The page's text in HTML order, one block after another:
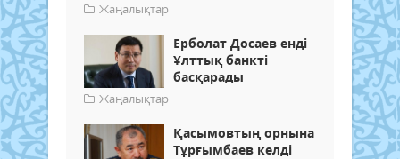
Жаңалықтар
Ерболат Досаев енді
Ұлттық банкті
басқарады
Жаңалықтар
Қасымовтың орнына
Тұрғымбаев келді